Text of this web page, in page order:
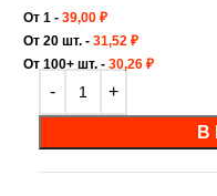
От 1 - 39,00 ₽
От 20 шт. - 31,52 ₽
От 100+ шт. - 30,26 ₽
В